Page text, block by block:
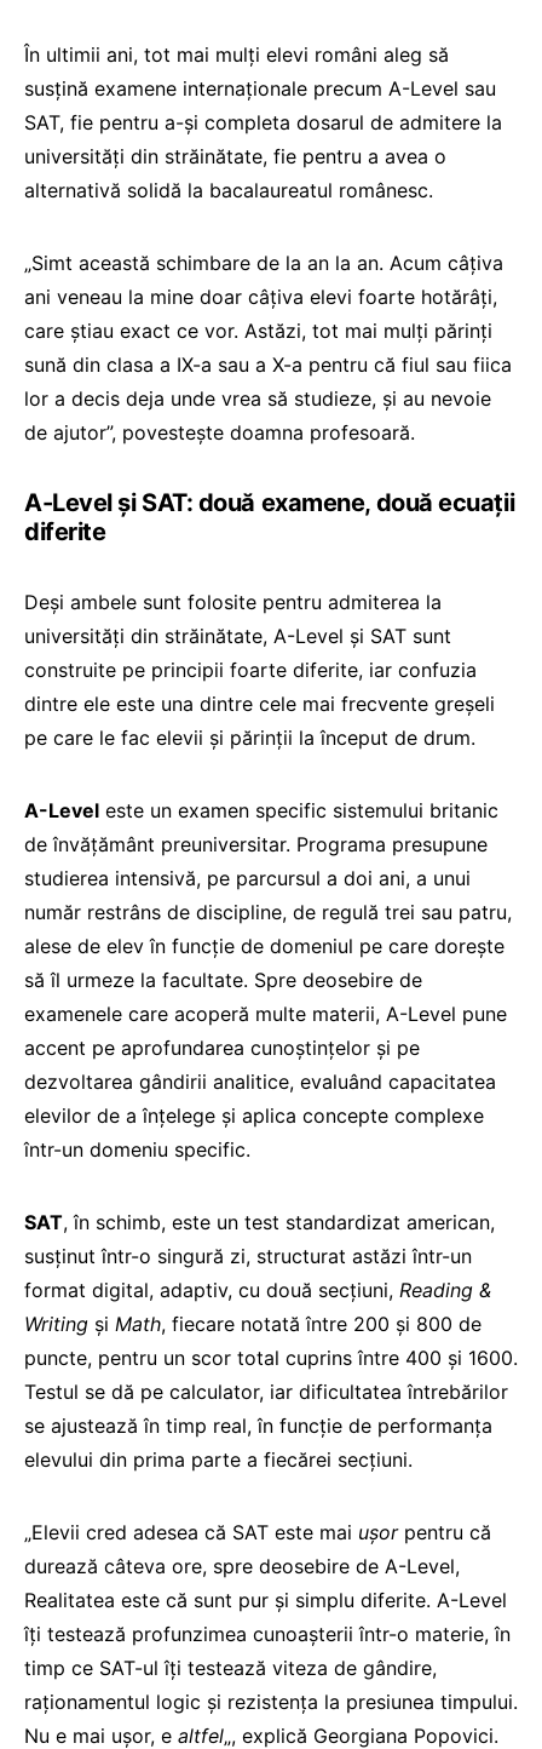
În ultimii ani, tot mai mulți elevi români aleg să
susțină examene internaționale precum A-Level sau
SAT, fie pentru a-și completa dosarul de admitere la
universități din străinătate, fie pentru a avea o
alternativă solidă la bacalaureatul românesc.
„Simt această schimbare de la an la an. Acum câțiva
ani veneau la mine doar câțiva elevi foarte hotărâți,
care știau exact ce vor. Astăzi, tot mai mulți părinți
sună din clasa a IX-a sau a X-a pentru că fiul sau fiica
lor a decis deja unde vrea să studieze, și au nevoie
de ajutor”, povestește doamna profesoară.
A-Level și SAT: două examene, două ecuații
diferite
Deși ambele sunt folosite pentru admiterea la
universități din străinătate, A-Level și SAT sunt
construite pe principii foarte diferite, iar confuzia
dintre ele este una dintre cele mai frecvente greșeli
pe care le fac elevii și părinții la început de drum.
A-Level este un examen specific sistemului britanic
de învățământ preuniversitar. Programa presupune
studierea intensivă, pe parcursul a doi ani, a unui
număr restrâns de discipline, de regulă trei sau patru,
alese de elev în funcție de domeniul pe care dorește
să îl urmeze la facultate. Spre deosebire de
examenele care acoperă multe materii, A-Level pune
accent pe aprofundarea cunoștințelor și pe
dezvoltarea gândirii analitice, evaluând capacitatea
elevilor de a înțelege și aplica concepte complexe
într-un domeniu specific.
SAT, în schimb, este un test standardizat american,
susținut într-o singură zi, structurat astăzi într-un
format digital, adaptiv, cu două secțiuni, Reading &
Writing și Math, fiecare notată între 200 și 800 de
puncte, pentru un scor total cuprins între 400 și 1600.
Testul se dă pe calculator, iar dificultatea întrebărilor
se ajustează în timp real, în funcție de performanța
elevului din prima parte a fiecărei secțiuni.
„Elevii cred adesea că SAT este mai ușorpentru că
durează câteva ore, spre deosebire de A-Level,
Realitatea este că sunt pur și simplu diferite. A-Level
îți testează profunzimea cunoașterii într-o materie, în
timp ce SAT-ul îți testează viteza de gândire,
raționamentul logic și rezistența la presiunea timpului.
Nu e mai ușor, e altfel„, explică Georgiana Popovici.